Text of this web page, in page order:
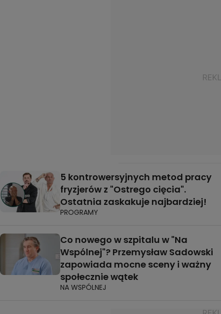
5 kontrowersyjnych metod pracy
fryzjerów z "Ostrego cięcia".
Ostatnia zaskakuje najbardziej!
PROGRAMY
Co nowego w szpitalu w "Na
Wspólnej"? Przemysław Sadowski
zapowiada mocne sceny i ważny
społecznie wątek
NA WSPÓLNEJ